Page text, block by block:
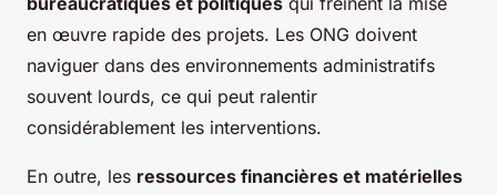
en œuvre rapide des projets. Les ONG doivent
naviguer dans des environnements administratifs
souvent lourds, ce qui peut ralentir
considérablement les interventions.
En outre, les ressources financières et matérielles